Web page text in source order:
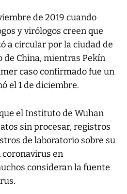
de 2019 cuando
y virólogos creen que
a circular por la ciudad de
de China, mientras Pekín
caso confirmado fue un
el 1 de diciembre.
el Instituto de Wuhan
sin procesar, registros
de laboratorio sobre su
coronavirus en
consideran la fuente